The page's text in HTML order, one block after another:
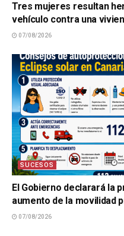
Tres mujeres resultan
vehículo contra una
07/08/2026
SUCESOS
El Gobierno declarará la
aumento de la movilidad
07/08/2026